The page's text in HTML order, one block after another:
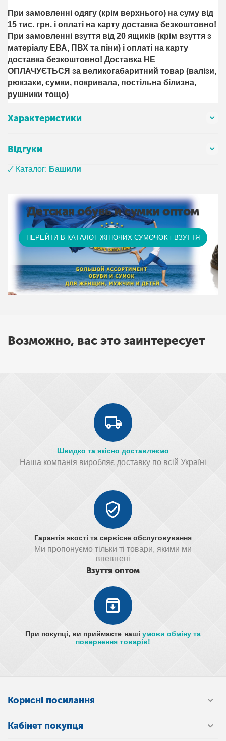
При замовленні одягу (крім верхнього) на суму від
15 тис. грн. і оплаті на карту доставка безкоштовно!
При замовленні взуття від 20 ящиків (крім взуття з
матеріалу ЕВА, ПВХ та піни) і оплаті на карту
доставка безкоштовно! Доставка НЕ ​​
ОПЛАЧУЄТЬСЯ за великогабаритний товар (валізи,
рюкзаки, сумки, покривала, постільна білизна,
рушники тощо)
Характеристики
Відгуки
🗸 Каталог: Башили
Детская обувь и сумки оптом
ПЕРЕЙТИ В КАТАЛОГ ЖІНОЧИХ СУМОЧОК і ВЗУТТЯ
Возможно, вас это заинтересует
Швидко та якісно доставляємо
Наша компанія виробляє доставку по всій Україні
Гарантія якості та сервісне обслуговування
Ми пропонуємо тільки ті товари, якими ми
впевнені
Взуття оптом
При покупці, ви приймаєте наші умови обміну та
повернення товарів!
Корисні посилання
Кабінет покупця